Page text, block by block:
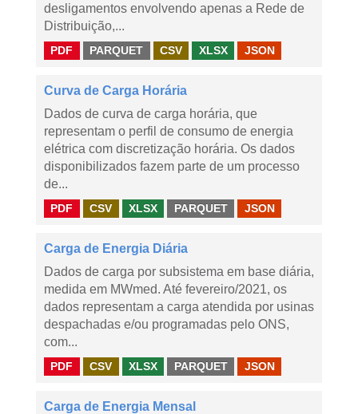
desligamentos envolvendo apenas a Rede de
Distribuição,...
PDF PARQUET CSV XLSX JSON
Curva de Carga Horária
Dados de curva de carga horária, que
representam o perfil de consumo de energia
elétrica com discretização horária. Os dados
disponibilizados fazem parte de um processo
de...
PDF CSV XLSX PARQUET JSON
Carga de Energia Diária
Dados de carga por subsistema em base diária,
medida em MWmed. Até fevereiro/2021, os
dados representam a carga atendida por usinas
despachadas e/ou programadas pelo ONS,
com...
PDF CSV XLSX PARQUET JSON
Carga de Energia Mensal